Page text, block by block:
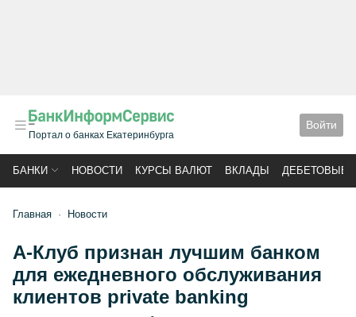
Портал о банках Екатеринбурга
Войти
БАНКИ НОВОСТИ КУРСЫ ВАЛЮТ ВКЛАДЫ ДЕБЕТОВЫЕ
Главная Новости
А-Клуб признан лучшим банком
для ежедневного обслуживания
клиентов private banking